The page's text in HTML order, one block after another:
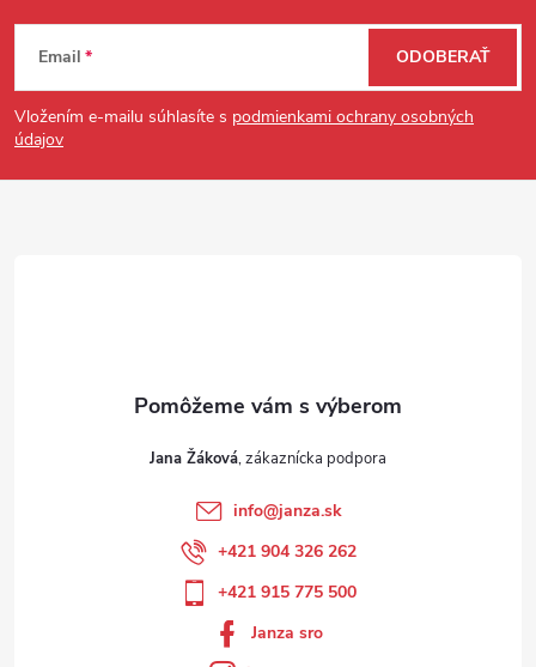
Zápätie
Email
Vložením e-mailu súhlasíte s podmienkami ochrany osobných
údajov
ODOBERAŤ
Jana Žáková
info@janza.sk
+421 904 326 262
+421 915 775 500
Janza sro